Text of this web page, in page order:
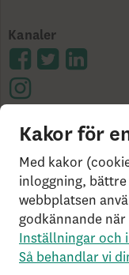
Kanaler
Cookies på
Användarvillkor
utanför Sverige?
investerar­skydd
Om
Rekommenderade
Kakor för
Med kakor
inloggning,
webbplatsen
godkännande
Inställningar och
Så behandlar vi